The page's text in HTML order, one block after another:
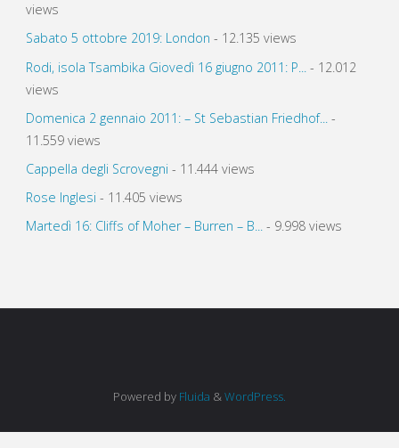
views
Sabato 5 ottobre 2019: London - 12.135 views
Rodi, isola Tsambika Giovedì 16 giugno 2011: P...
- 12.012
views
Domenica 2 gennaio 2011: – St Sebastian Friedhof...
-
11.559 views
Cappella degli Scrovegni - 11.444 views
Rose Inglesi - 11.405 views
Martedì 16: Cliffs of Moher – Burren – B...- 9.998 views
Powered by Fluida &WordPress.